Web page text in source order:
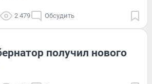
2 479 Обсудить
получил нового